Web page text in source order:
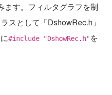
す。フィルタグラフを制
スとして「DshowRec.h」
#include "DshowRec.h"を